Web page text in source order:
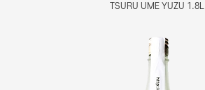
TSURU UME YUZU 1.8L